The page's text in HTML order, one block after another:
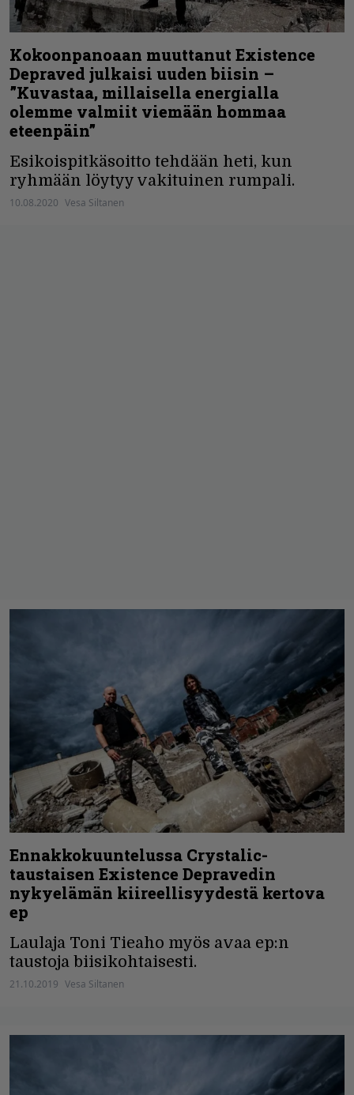
Kokoonpanoaan muuttanut Existence
Depraved julkaisi uuden biisin –
”Kuvastaa, millaisella energialla
olemme valmiit viemään hommaa
eteenpäin”
Esikoispitkäsoitto tehdään heti, kun
ryhmään löytyy vakituinen rumpali.
10.08.2020 Vesa Siltanen
Ennakkokuuntelussa Crystalic-
taustaisen Existence Depravedin
nykyelämän kiireellisyydestä kertova
ep
Laulaja Toni Tieaho myös avaa ep:n
taustoja biisikohtaisesti.
21.10.2019 Vesa Siltanen